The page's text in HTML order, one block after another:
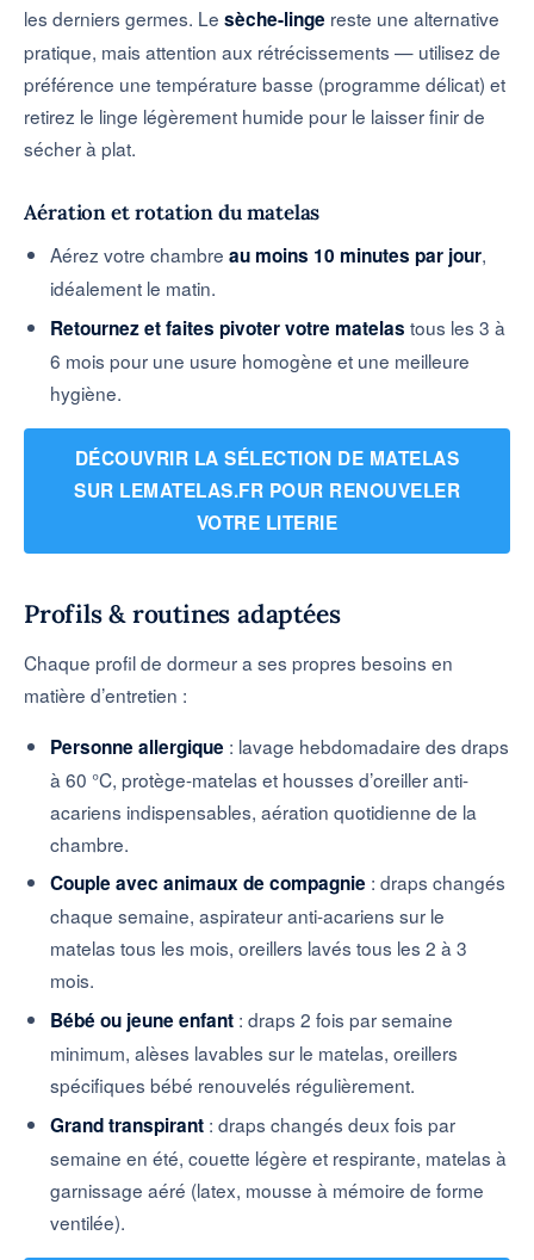
les derniers germes. Le sèche-linge reste une alternative
pratique, mais attention aux rétrécissements — utilisez de
préférence une température basse (programme délicat) et
retirez le linge légèrement humide pour le laisser finir de
sécher à plat.
Aération et rotation du matelas
Aérez votre chambreau moins 10 minutes par jour,
idéalement le matin.
Retournez et faites pivoter votre matelas tous les 3 à
6 mois pour une usure homogène et une meilleure
hygiène.
DÉCOUVRIR LA SÉLECTION DE MATELAS
SUR LEMATELAS.FR POUR RENOUVELER
VOTRE LITERIE
Profils & routines adaptées
Chaque profil de dormeur a ses propres besoins en
matière d’entretien :
Personne allergique : lavage hebdomadaire des draps
à 60 °C, protège-matelas et housses d’oreiller anti-
acariens indispensables, aération quotidienne de la
chambre.
Couple avec animaux de compagnie : draps changés
chaque semaine, aspirateur anti-acariens sur le
matelas tous les mois, oreillers lavés tous les 2 à 3
mois.
Bébé ou jeune enfant : draps 2 fois par semaine
minimum, alèses lavables sur le matelas, oreillers
spécifiques bébé renouvelés régulièrement.
Grand transpirant : draps changés deux fois par
semaine en été, couette légère et respirante, matelas à
garnissage aéré (latex, mousse à mémoire de forme
ventilée).